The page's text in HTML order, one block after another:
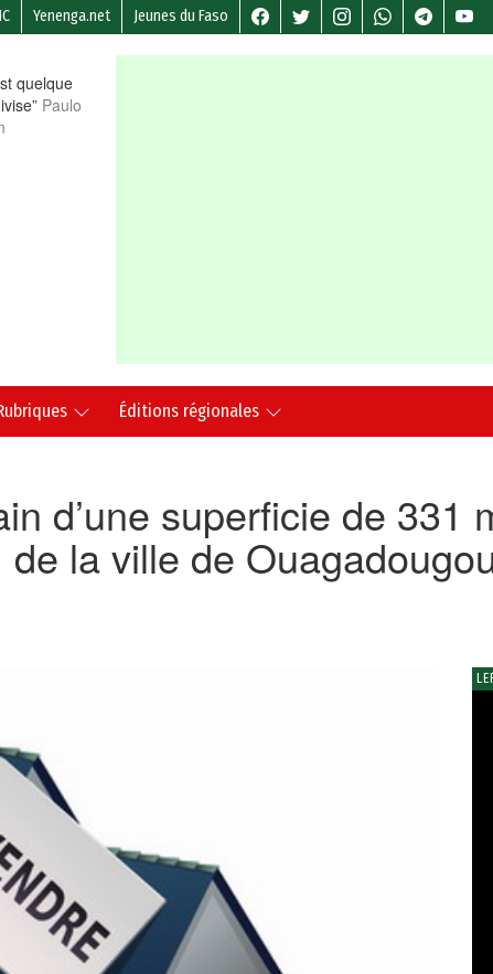
Yenenga.net Jeunes du Faso
quelque
Paulo
Éditions régionales
d’une superficie de 331
la ville de